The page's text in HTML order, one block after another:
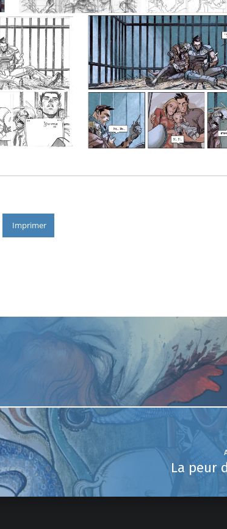
Imprimer
La peur